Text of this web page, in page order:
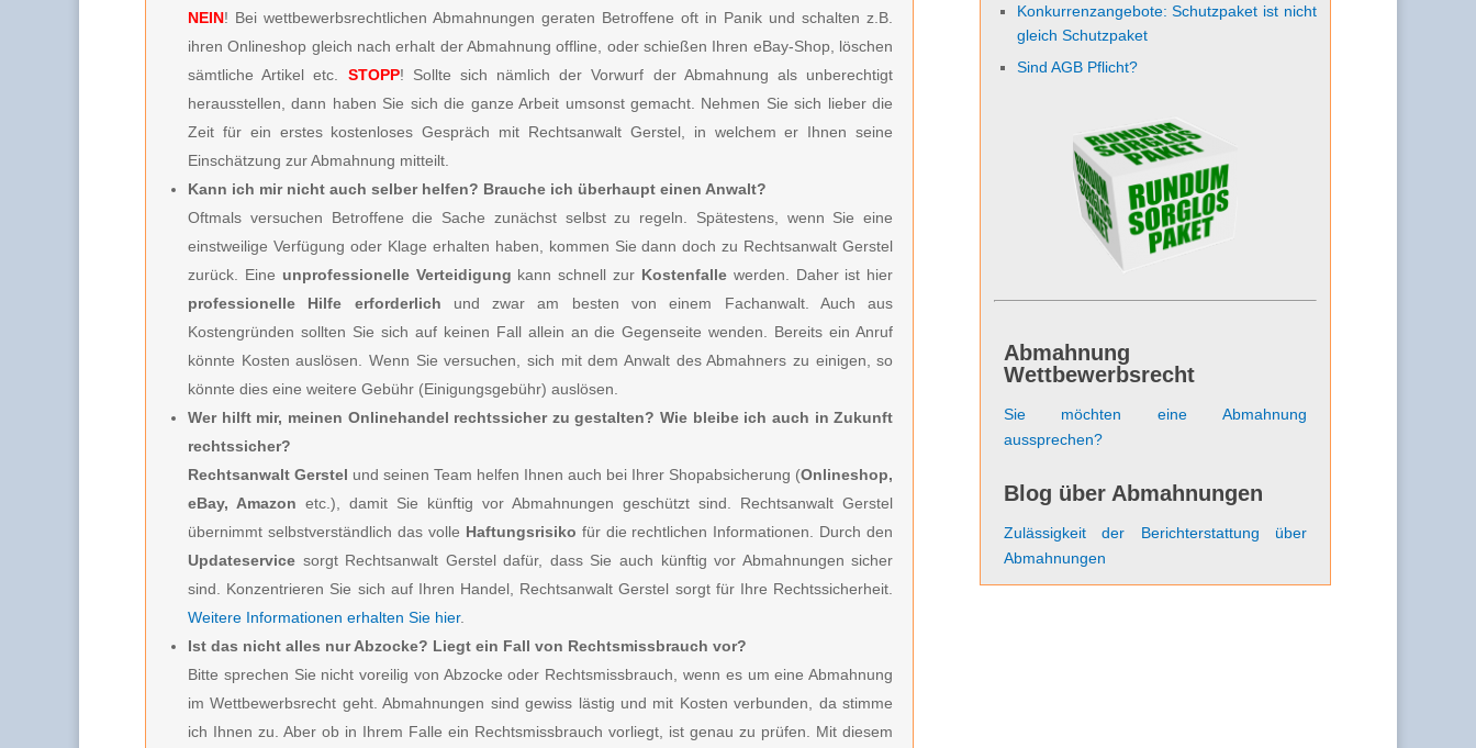
NEIN! Bei wettbewerbsrechtlichen Abmahnungen geraten Betroffene oft in Panik und schalten z.B.
ihren Onlineshop gleich nach erhalt der Abmahnung offline, oder schießen Ihren eBay-Shop, löschen
sämtliche Artikel etc. STOPP! Sollte sich nämlich der Vorwurf der Abmahnung als unberechtigt
herausstellen, dann haben Sie sich die ganze Arbeit umsonst gemacht. Nehmen Sie sich lieber die
Zeit für ein erstes kostenloses Gespräch mit Rechtsanwalt Gerstel, in welchem er Ihnen seine
Einschätzung zur Abmahnung mitteilt.
Kann ich mir nicht auch selber helfen? Brauche ich überhaupt einen Anwalt?
Oftmals versuchen Betroffene die Sache zunächst selbst zu regeln. Spätestens, wenn Sie eine
einstweilige Verfügung oder Klage erhalten haben, kommen Sie dann doch zu Rechtsanwalt Gerstel
zurück. Eine unprofessionelle Verteidigung kann schnell zur Kostenfallewerden. Daher ist hier
professionelle Hilfe erforderlich und zwar am besten von einem Fachanwalt. Auch aus
Kostengründen sollten Sie sich auf keinen Fall allein an die Gegenseite wenden. Bereits ein Anruf
könnte Kosten auslösen. Wenn Sie versuchen, sich mit dem Anwalt des Abmahners zu einigen, so
könnte dies eine weitere Gebühr (Einigungsgebühr) auslösen.
Wer hilft mir, meinen Onlinehandel rechtssicher zu gestalten? Wie bleibe ich auch in Zukunft
rechtssicher?
Rechtsanwalt Gerstel und seinen Team helfen Ihnen auch bei Ihrer Shopabsicherung (Onlineshop,
eBay, Amazon etc.), damit Sie künftig vor Abmahnungen geschützt sind. Rechtsanwalt Gerstel
übernimmt selbstverständlich das volle Haftungsrisiko für die rechtlichen Informationen. Durch den
Updateservice sorgt Rechtsanwalt Gerstel dafür, dass Sie auch künftig vor Abmahnungen sicher
sind. Konzentrieren Sie sich auf Ihren Handel, Rechtsanwalt Gerstel sorgt für Ihre Rechtssicherheit.
Weitere Informationen erhalten Sie hier.
Ist das nicht alles nur Abzocke? Liegt ein Fall von Rechtsmissbrauch vor?
Bitte sprechen Sie nicht voreilig von Abzocke oder Rechtsmissbrauch, wenn es um eine Abmahnung
im Wettbewerbsrecht geht. Abmahnungen sind gewiss lästig und mit Kosten verbunden, da stimme
ich Ihnen zu. Aber ob in Ihrem Falle ein Rechtsmissbrauch vorliegt, ist genau zu prüfen. Mit diesem
Konkurrenzangebote: Schutzpaket ist nicht
gleich Schutzpaket
Sind AGB Pflicht?
Abmahnung
Wettbewerbsrecht
Sie möchten eine Abmahnung
aussprechen?
Blog über Abmahnungen
Zulässigkeit der Berichterstattung über
Abmahnungen